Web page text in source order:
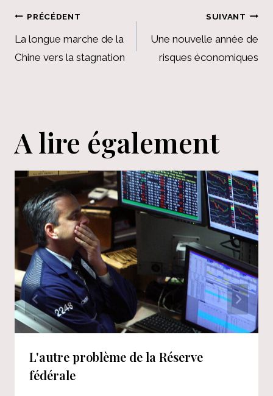
Navigation
de
l’article
PRÉCÉDENT
La longue marche de la
Chine vers la stagnation
SUIVANT
Une nouvelle année de
risques économiques
A lire également
L'autre problème de la Réserve
fédérale